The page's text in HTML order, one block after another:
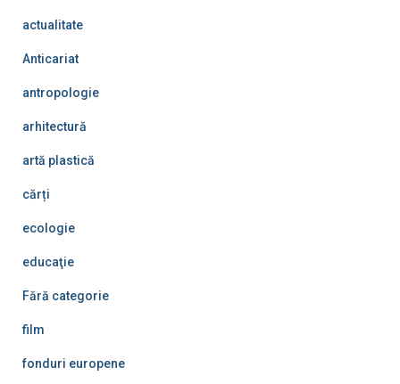
actualitate
Anticariat
antropologie
arhitectură
artă plastică
cărți
ecologie
educaţie
Fără categorie
film
fonduri europene